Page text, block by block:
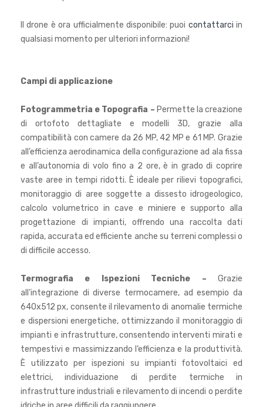
Il drone è ora ufficialmente disponibile: puoi contattarci in
qualsiasi momento per ulteriori informazioni!
Campi di applicazione
Fotogrammetria e Topografia – Permette la creazione
di ortofoto dettagliate e modelli 3D, grazie alla
compatibilità con camere da 26 MP, 42 MP e 61 MP. Grazie
all’efficienza aerodinamica della configurazione ad ala fissa
e all’autonomia di volo fino a 2 ore, è in grado di coprire
vaste aree in tempi ridotti. È ideale per rilievi topografici,
monitoraggio di aree soggette a dissesto idrogeologico,
calcolo volumetrico in cave e miniere e supporto alla
progettazione di impianti, offrendo una raccolta dati
rapida, accurata ed efficiente anche su terreni complessi o
di difficile accesso.
Termografia e Ispezioni Tecniche – Grazie
all’integrazione di diverse termocamere, ad esempio da
640x512 px, consente il rilevamento di anomalie termiche
e dispersioni energetiche, ottimizzando il monitoraggio di
impianti e infrastrutture, consentendo interventi mirati e
tempestivi e massimizzando l’efficienza e la produttività.
È utilizzato per ispezioni su impianti fotovoltaici ed
elettrici, individuazione di perdite termiche in
infrastrutture industriali e rilevamento di incendi o perdite